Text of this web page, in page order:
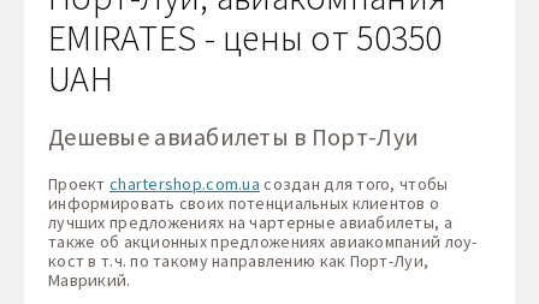
EMIRATES - цены от 50350
UAH
Дешевые авиабилеты в Порт-Луи
Проект chartershop.com.ua создан для того, чтобы
информировать своих потенциальных клиентов о
лучших предложениях на чартерные авиабилеты, а
также об акционных предложениях авиакомпаний лоу-
кост в т.ч. по такому направлению как Порт-Луи,
Маврикий.